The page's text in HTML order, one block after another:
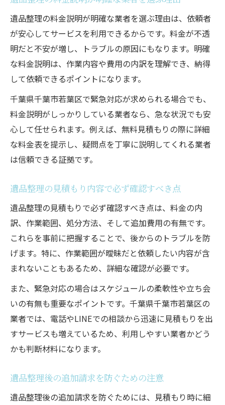
遺品整理の料金説明が明確な業者を選ぶ理由は、依頼者
が安心してサービスを利用できるからです。料金が不透
明だと不安が増し、トラブルの原因にもなります。明確
な料金説明は、作業内容や費用の内訳を理解でき、納得
して依頼できるポイントになります。
千葉県千葉市若葉区で緊急対応が求められる場合でも、
料金説明がしっかりしている業者なら、急な状況でも安
心して任せられます。例えば、無料見積もりの際に詳細
な料金表を提示し、疑問点を丁寧に説明してくれる業者
は信頼できる証拠です。
遺品整理の見積もり内容で必ず確認すべき点
遺品整理の見積もりで必ず確認すべき点は、料金の内
訳、作業範囲、処分方法、そして追加費用の有無です。
これらを事前に把握することで、後からのトラブルを防
げます。特に、作業範囲が曖昧だと依頼したい内容が含
まれないこともあるため、詳細な確認が必要です。
また、緊急対応の場合はスケジュールの柔軟性や立ち会
いの有無も重要なポイントです。千葉県千葉市若葉区の
業者では、電話やLINEでの相談から迅速に見積もりを出
すサービスも増えているため、利用しやすい業者かどう
かも判断材料になります。
遺品整理後の追加請求を防ぐための注意
遺品整理後の追加請求を防ぐためには、見積もり時に細